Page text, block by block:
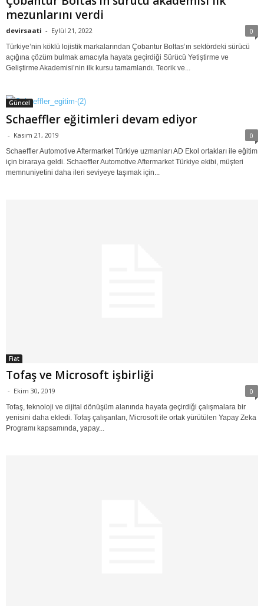
mezunlarını verdi
devirsaati - Eylül 21, 2022 0
Türkiye’nin köklü lojistik markalarından Çobantur Boltas’ın sektördeki sürücü
açığına çözüm bulmak amacıyla hayata geçirdiği Sürücü Yetiştirme ve
Geliştirme Akademisi’nin ilk kursu tamamlandı. Teorik ve...
Güncel
Schaeffler eğitimleri devam ediyor
- Kasım 21, 2019 0
Schaeffler Automotive Aftermarket Türkiye uzmanları AD Ekol ortakları ile eğitim
için biraraya geldi. Schaeffler Automotive Aftermarket Türkiye ekibi, müşteri
memnuniyetini daha ileri seviyeye taşımak için...
Fiat
Tofaş ve Microsoft işbirliği
- Ekim 30, 2019 0
Tofaş, teknoloji ve dijital dönüşüm alanında hayata geçirdiği çalışmalara bir
yenisini daha ekledi. Tofaş çalışanları, Microsoft ile ortak yürütülen Yapay Zeka
Programı kapsamında, yapay...